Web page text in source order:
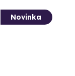
Novinka